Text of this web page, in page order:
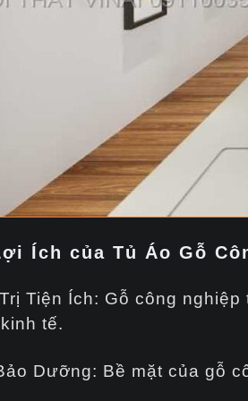
Ích của Tủ Áo Gỗ
Tiện Ích: Gỗ công
tế.
Dưỡng: Bề mặt của gỗ